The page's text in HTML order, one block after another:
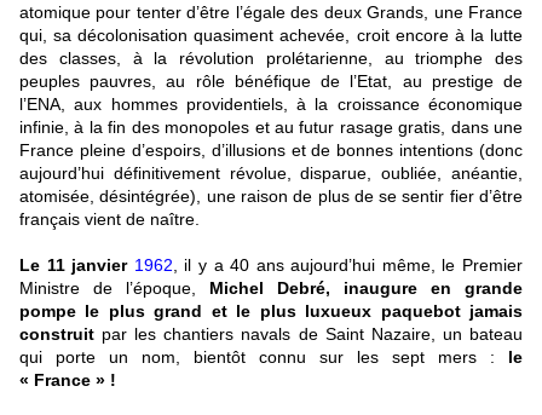
atomique pour tenter d’être l’égale des deux Grands, une France
qui, sa décolonisation quasiment achevée, croit encore à la lutte
des classes, à la révolution prolétarienne, au triomphe des
peuples pauvres, au rôle bénéfique de l’Etat, au prestige de
l’ENA, aux hommes providentiels, à la croissance économique
infinie, à la fin des monopoles et au futur rasage gratis, dans une
France pleine d’espoirs, d’illusions et de bonnes intentions (donc
aujourd’hui définitivement révolue, disparue, oubliée, anéantie,
atomisée, désintégrée), une raison de plus de se sentir fier d’être
français vient de naître.
Le 11 janvier 1962 , il y a 40 ans aujourd’hui même, le Premier
Ministre de l’époque, Michel Debré, inaugure en grande
pompe le plus grand et le plus luxueux paquebot jamais
construit par les chantiers navals de Saint Nazaire, un bateau
qui porte un nom, bientôt connu sur les sept mers : le
« France » !